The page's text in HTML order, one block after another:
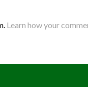
Learn how your